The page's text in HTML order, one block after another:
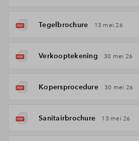
Tegelbrochure 13 mei 26
Verkooptekening 30 mei 26
Kopersprocedure 30 mei 26
Sanitairbrochure 13 mei 26